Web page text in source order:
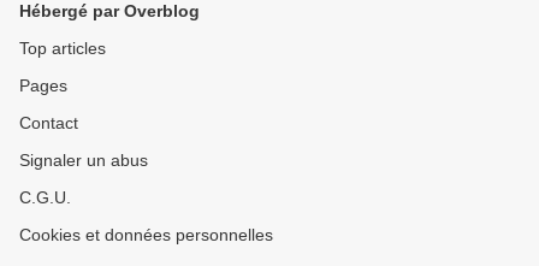
Hébergé par Overblog
Top articles
Pages
Contact
Signaler un abus
C.G.U.
Cookies et données personnelles